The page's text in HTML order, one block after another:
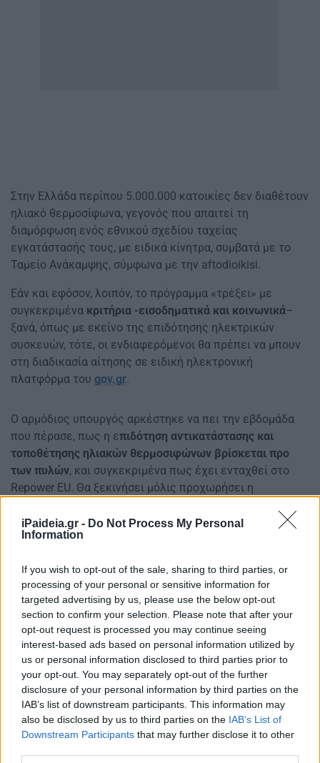
iPaideia.gr - Do Not Process My Personal
Information
If you wish to opt-out of the sale, sharing to third parties, or
processing of your personal or sensitive information for
targeted advertising by us, please use the below opt-out
section to confirm your selection. Please note that after your
opt-out request is processed you may continue seeing
interest-based ads based on personal information utilized by
us or personal information disclosed to third parties prior to
your opt-out. You may separately opt-out of the further
disclosure of your personal information by third parties on the
IAB’s list of downstream participants. This information may
also be disclosed by us to third parties on the IAB’s List of
Downstream Participants that may further disclose it to other
Στην Ελλάδα περίπου 5.000.000 κατοικίες δεν διαθέτουν
ηλιακό θερμοσίφωνα, γεγονός που απαιτεί τη
διαμόρφωση ενός εθνικού σχεδίου ταχείας
εγκατάστασής τους, με ειδικά κίνητρα, συμβατά με το
Ταμείο Ανάκαμψης, σύμφωνα με την aftodioikisi.
Εάν και εφόσον, λοιπόν, το πρόγραμμα «τρέξει» με
συγκεκριμένα κριτήρια -εισοδηματικά και κοινωνικά–
ξανά, όπως με εκείνο της επιδότησης ηλεκτρικών
συσκευών, τότε, οι ενδιαφερόμενοι θα πρέπει να μπουν
στη διαδικασία αίτησης σε ειδική ηλεκτρονική
πλατφόρμα του gov.gr.
Ο αρμόδιος υπουργός αρκέστηκε να πει την εβδομάδα
που πέρασε, πως η επιδότηση αντικατάστασης και
τοποθέτησης ηλιακών θερμοσιφώνων βρίσκεται προ
των πυλών, και συγκεκριμένα πως έχει ενταχθεί στο
Repower EU. Θα ξεκινήσει μόλις προχωρήσει η
Προειδοποίηση για τη θέρμανση: ΝΕΕΣ
Εξάλλου, και η επιδότηση ηλεκτρικών συσκευών είχε
καθυστερήσει. Υπενθυμίζεται ότι είχε ανακοινωθεί από
τις αρχές Ιανουαρίου του 2022, πριν την έναρξη του
πολέμου στην Ουκρανία, και, τελικά, ξεκίνησε στις 21
Ιουνίου 2022 με καθυστέρηση αρκετών μηνών.